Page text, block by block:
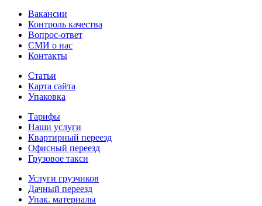
Вакансии
Контроль качества
Вопрос-ответ
СМИ о нас
Контакты
Статьи
Карта сайта
Упаковка
Тарифы
Наши услуги
Квартирный переезд
Офисный переезд
Грузовое такси
Услуги грузчиков
Дачный переезд
Упак. материалы